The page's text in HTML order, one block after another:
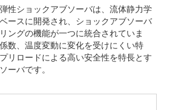
性ショックアブソーバは、流体静力学
ースに開発され、ショックアブソーバ
ングの機能が一つに統合されていま
数、温度変動に変化を受けにくい特
リロードによる高い安全性を特長とす
ーバです。